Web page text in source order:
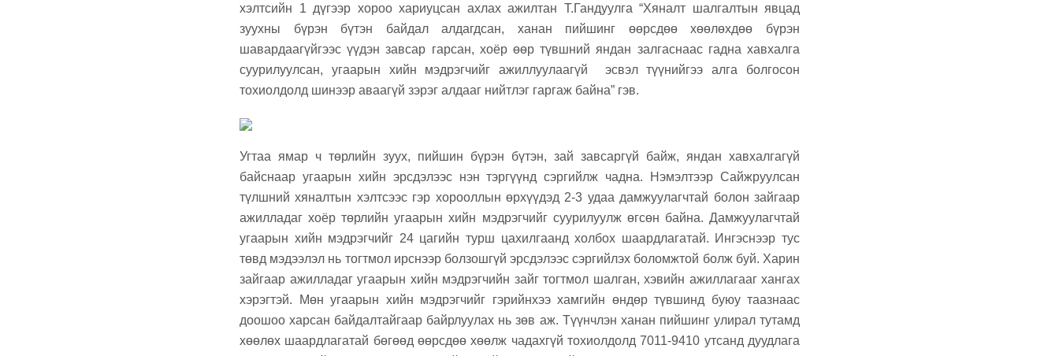
хэлтсийн 1 дүгээр хороо хариуцсан ахлах ажилтан Т.Гандуулга “Хяналт шалгалтын явцад
зуухны бүрэн бүтэн байдал алдагдсан, ханан пийшинг өөрсдөө хөөлөхдөө бүрэн
шавардаагүйгээс үүдэн завсар гарсан, хоёр өөр түвшний яндан залгаснаас гадна хавхалга
суурилуулсан, угаарын хийн мэдрэгчийг ажиллуулаагүй эсвэл түүнийгээ алга болгосон
тохиолдолд шинээр аваагүй зэрэг алдааг нийтлэг гаргаж байна” гэв.
Угтаа ямар ч төрлийн зуух, пийшин бүрэн бүтэн, зай завсаргүй байж, яндан хавхалгагүй
байснаар угаарын хийн эрсдэлээс нэн тэргүүнд сэргийлж чадна. Нэмэлтээр Сайжруулсан
түлшний хяналтын хэлтсээс гэр хорооллын өрхүүдэд 2-3 удаа дамжуулагчтай болон зайгаар
ажилладаг хоёр төрлийн угаарын хийн мэдрэгчийг суурилуулж өгсөн байна. Дамжуулагчтай
угаарын хийн мэдрэгчийг 24 цагийн турш цахилгаанд холбох шаардлагатай. Ингэснээр тус
төвд мэдээлэл нь тогтмол ирснээр болзошгүй эрсдэлээс сэргийлэх боломжтой болж буй. Харин
зайгаар ажилладаг угаарын хийн мэдрэгчийн зайг тогтмол шалган, хэвийн ажиллагааг хангах
хэрэгтэй. Мөн угаарын хийн мэдрэгчийг гэрийнхээ хамгийн өндөр түвшинд буюу таазнаас
доошоо харсан байдалтайгаар байрлуулах нь зөв аж. Түүнчлэн ханан пийшинг улирал тутамд
хөөлөх шаардлагатай бөгөөд өөрсдөө хөөлж чадахгүй тохиолдолд 7011-9410 утсанд дуудлага